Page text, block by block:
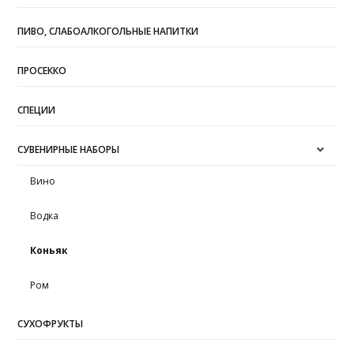
ПИВО, СЛАБОАЛКОГОЛЬНЫЕ НАПИТКИ
ПРОСЕККО
СПЕЦИИ
СУВЕНИРНЫЕ НАБОРЫ
Вино
Водка
Коньяк
Ром
СУХОФРУКТЫ